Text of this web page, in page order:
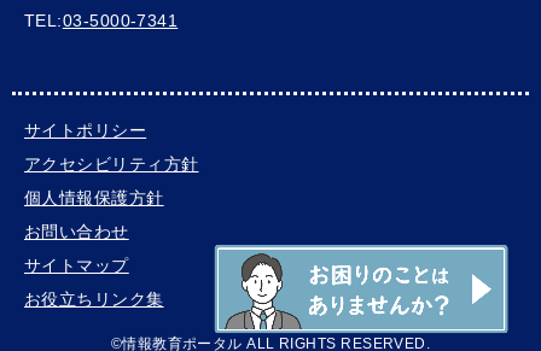
TEL:03-5000-7341
サイトポリシー
アクセシビリティ方針
個人情報保護方針
お問い合わせ
サイトマップ
お役立ちリンク集
©情報教育ポータル ALL RIGHTS RESERVED.